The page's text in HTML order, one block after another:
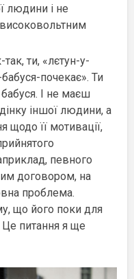
людини і не
так, ти, «лєтун-у-
почекає». Ти
І не маєш
іншої людини, а
щодо її мотивації,
певного
договором, на
проблема.
що його поки для
Це питання я ще